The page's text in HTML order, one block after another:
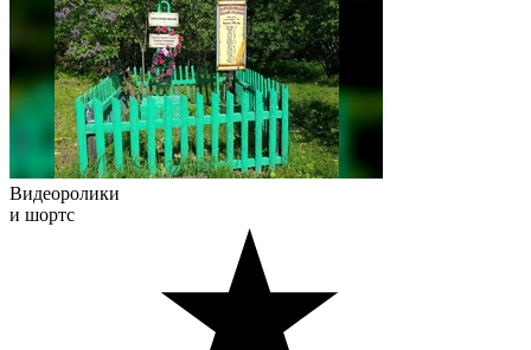
Видеоролики
и шортс